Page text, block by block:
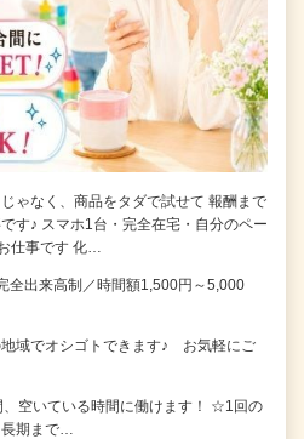
ゃなく、商品をタダで試せて 報酬まで
す♪ スマホ1台・完全在宅・自分のペー
仕事です 化…
全出来高制／時間額1,500円～5,000
域でオシゴトできます♪ お気軽にご
、空いている時間に働けます！ ☆1回の
長期まで…